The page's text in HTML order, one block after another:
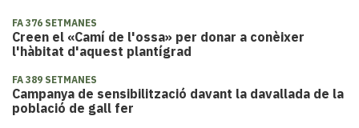
FA 376 SETMANES
Creen el «Camí de l'ossa» per donar a conèixer
l'hàbitat d'aquest plantígrad
FA 389 SETMANES
Campanya de sensibilització davant la davallada de la
població de gall fer